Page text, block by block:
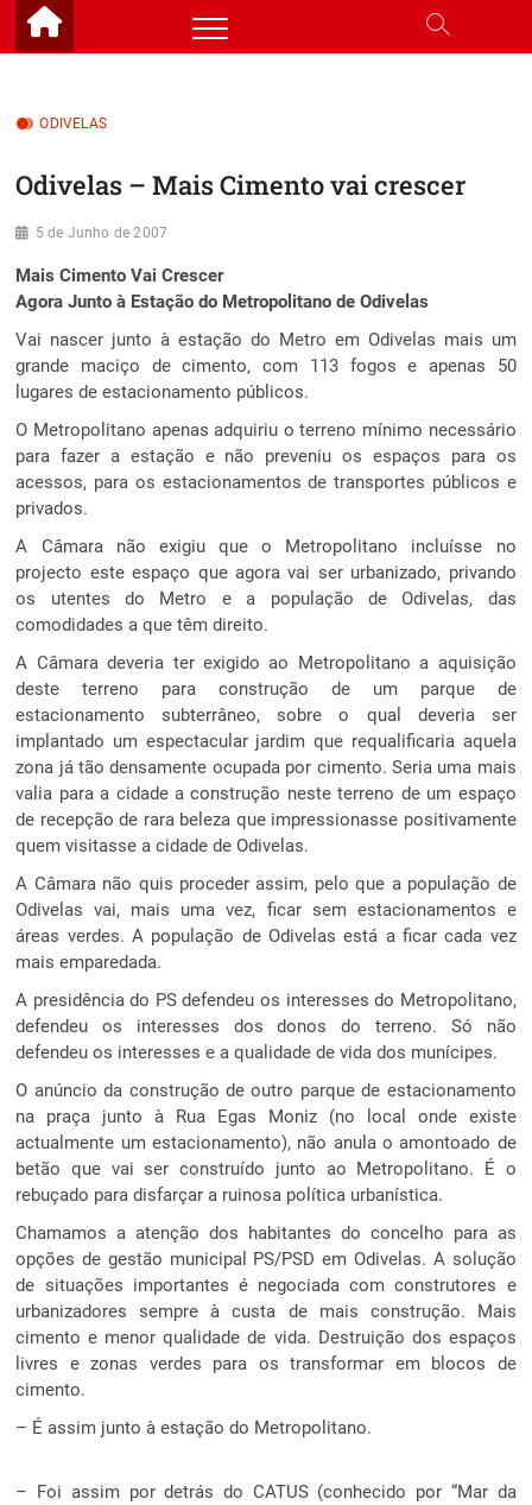
Skip
ODIVELAS
Odivelas – Mais Cimento vai crescer
5 de Junho de 2007
Mais Cimento Vai Crescer
Agora Junto à Estação do Metropolitano de Odivelas
Vai nascer junto à estação do Metro em Odivelas mais um
grande maciço de cimento, com 113 fogos e apenas 50
lugares de estacionamento públicos.
O Metropolitano apenas adquiriu o terreno mínimo necessário
para fazer a estação e não preveniu os espaços para os
acessos, para os estacionamentos de transportes públicos e
privados.
A Câmara não exigiu que o Metropolitano incluísse no
projecto este espaço que agora vai ser urbanizado, privando
os utentes do Metro e a população de Odivelas, das
comodidades a que têm direito.
A Câmara deveria ter exigido ao Metropolitano a aquisição
deste terreno para construção de um parque de
estacionamento subterrâneo, sobre o qual deveria ser
implantado um espectacular jardim que requalificaria aquela
zona já tão densamente ocupada por cimento. Seria uma mais
valia para a cidade a construção neste terreno de um espaço
de recepção de rara beleza que impressionasse positivamente
quem visitasse a cidade de Odivelas.
A Câmara não quis proceder assim, pelo que a população de
Odivelas vai, mais uma vez, ficar sem estacionamentos e
áreas verdes. A população de Odivelas está a ficar cada vez
mais emparedada.
A presidência do PS defendeu os interesses do Metropolitano,
defendeu os interesses dos donos do terreno. Só não
defendeu os interesses e a qualidade de vida dos munícipes.
O anúncio da construção de outro parque de estacionamento
na praça junto à Rua Egas Moniz (no local onde existe
actualmente um estacionamento), não anula o amontoado de
betão que vai ser construído junto ao Metropolitano. É o
rebuçado para disfarçar a ruinosa política urbanística.
Chamamos a atenção dos habitantes do concelho para as
opções de gestão municipal PS/PSD em Odivelas. A solução
de situações importantes é negociada com construtores e
urbanizadores sempre à custa de mais construção. Mais
cimento e menor qualidade de vida. Destruição dos espaços
livres e zonas verdes para os transformar em blocos de
cimento.
– É assim junto à estação do Metropolitano.
– Foi assim por detrás do CATUS (conhecido por “Mar da